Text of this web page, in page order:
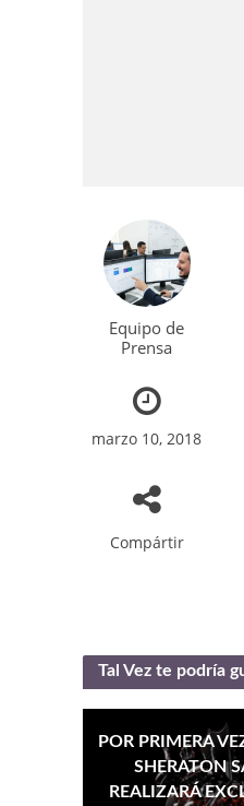
Equipo de
Prensa
marzo 10, 2018
Compártir
Tal Vez te podría
POR PRIMERA
SHERATON
REALIZARÁ